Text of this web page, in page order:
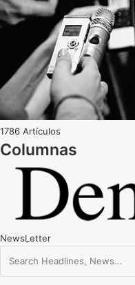
1786 Artículos
NewsLetter